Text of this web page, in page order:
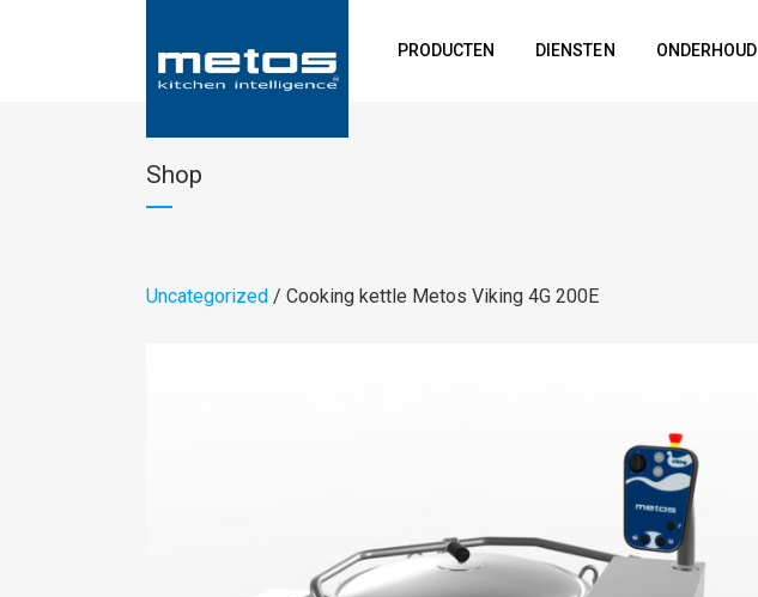
PRODUCTEN DIENSTEN ONDERHOUD
Shop
Uncategorized / Cooking kettle Metos Viking 4G 200E